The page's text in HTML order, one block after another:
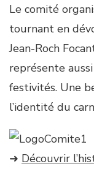
Le comité
tournant en
Jean-Roch
représente
festivités. Une
l’identité du
➜ Découvrir